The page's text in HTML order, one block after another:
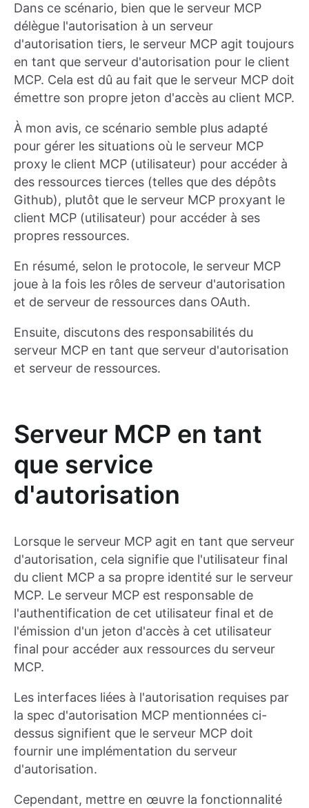
Dans ce scénario, bien que le serveur MCP
délègue l'autorisation à un serveur
d'autorisation tiers, le serveur MCP agit toujours
en tant que serveur d'autorisation pour le client
MCP. Cela est dû au fait que le serveur MCP doit
émettre son propre jeton d'accès au client MCP.
À mon avis, ce scénario semble plus adapté
pour gérer les situations où le serveur MCP
proxy le client MCP (utilisateur) pour accéder à
des ressources tierces (telles que des dépôts
Github), plutôt que le serveur MCP proxyant le
client MCP (utilisateur) pour accéder à ses
propres ressources.
En résumé, selon le protocole, le serveur MCP
joue à la fois les rôles de serveur d'autorisation
et de serveur de ressources dans OAuth.
Ensuite, discutons des responsabilités du
serveur MCP en tant que serveur d'autorisation
et serveur de ressources.
Serveur MCP en tant
que service
d'autorisation
Lorsque le serveur MCP agit en tant que serveur
d'autorisation, cela signifie que l'utilisateur final
du client MCP a sa propre identité sur le serveur
MCP. Le serveur MCP est responsable de
l'authentification de cet utilisateur final et de
l'émission d'un jeton d'accès à cet utilisateur
final pour accéder aux ressources du serveur
MCP.
Les interfaces liées à l'autorisation requises par
la spec d'autorisation MCP mentionnées ci-
dessus signifient que le serveur MCP doit
fournir une implémentation du serveur
d'autorisation.
Cependant, mettre en œuvre la fonctionnalité